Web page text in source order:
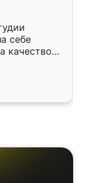
себе
качеством
уже почти